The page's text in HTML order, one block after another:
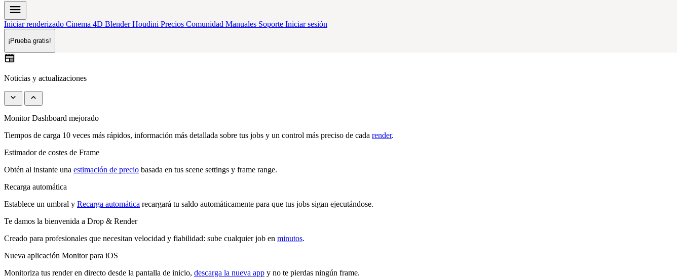
menu
Iniciar renderizado Cinema 4D BlenderHoudini Precios Comunidad Manuales Soporte Iniciar sesión
¡Prueba gratis!
newspaper
Noticias y actualizaciones
keyboard_arrow_down keyboard_arrow_up
Monitor Dashboard mejorado
Tiempos de carga 10 veces más rápidos, información más detallada sobre tus jobs y un control más preciso de cada render.
Estimador de costes de Frame
Obtén al instante una estimación de precio basada en tus scene settings y frame range.
Recarga automática
Establece un umbral y Recarga automática recargará tu saldo automáticamente para que tus jobs sigan ejecutándose.
Te damos la bienvenida a Drop & Render
Creado para profesionales que necesitan velocidad y fiabilidad: sube cualquier job en minutos.
Nueva aplicación Monitor para iOS
Monitoriza tus render en directo desde la pantalla de inicio, descarga la nueva app y no te pierdas ningún frame.